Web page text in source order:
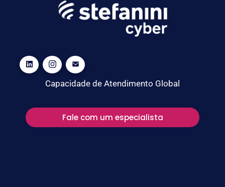
Capacidade de Atendimento Global
Fale com um especialista